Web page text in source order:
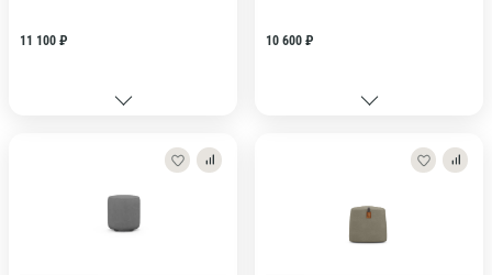
11 100 ₽ 10 600 ₽